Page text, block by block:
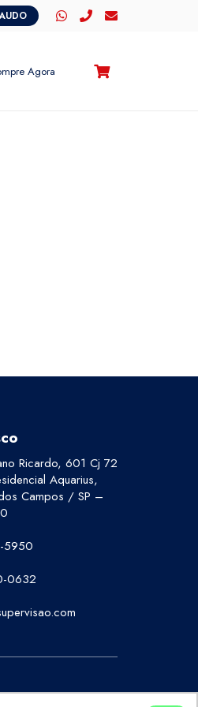
Agora
Ricardo, 601 Cj 72
Aquarius,
Campos / SP –
5950
0632